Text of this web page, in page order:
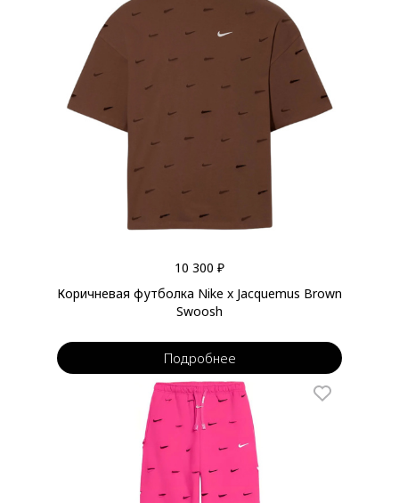
10 300 ₽
Коричневая футболка Nike x Jacquemus Brown
Swoosh
Подробнее